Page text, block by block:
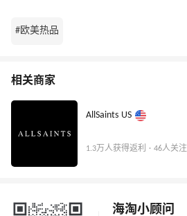
#欧美热品
相关商家
AllSaints US
1.3万人获得返利 · 46人关注
海淘小顾问